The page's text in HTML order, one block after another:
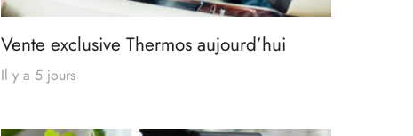
Vente exclusive Thermos aujourd’hui
Il y a 5 jours